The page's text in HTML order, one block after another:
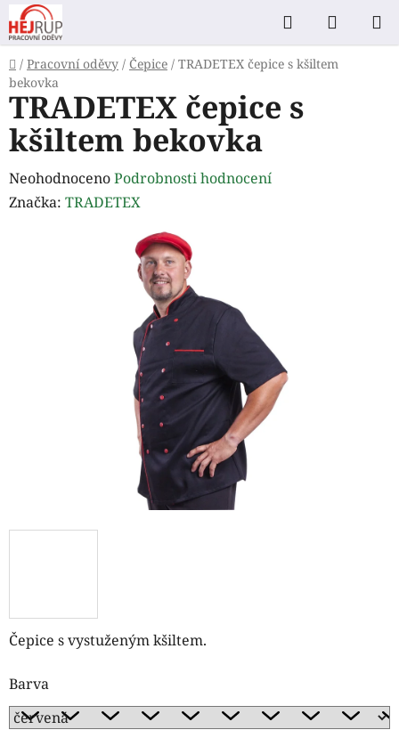
Přejít
na
obsah
Hledat
KOŠÍK
Domů
/ Pracovní oděvy / Čepice / TRADETEX čepice s kšiltem
bekovka
Čepice s vystuženým kšiltem.
Barva
TRADETEX čepice s
kšiltem bekovka
Průměrné
hodnocení
NeohodnocenoPodrobnosti hodnocení
Značka: TRADETEX